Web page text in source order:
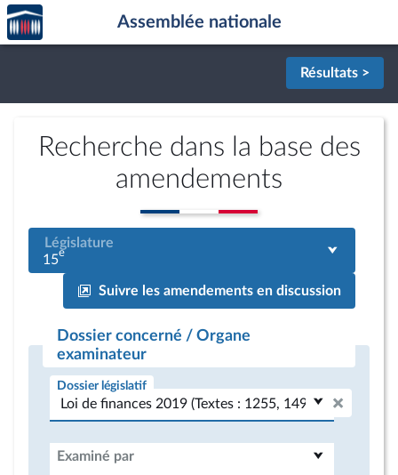
Aller au contenu
Aller en bas de la page
Accèder
à la
page
Assemblée nationale
Résultats >
Recherche dans la base des
amendements
Législature
15e
Suivre les amendements en discussion
Dossier concerné / Organe
examinateur
Dossier législatif
Examiné par